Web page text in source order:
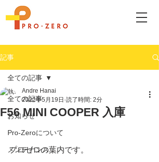
記事
全ての記事
お知らせ
Pro-Zeroについて
メンテナンス
全ての記事
F56 MINI COOPER 入庫
Andre Hanai
2022年5月19日 読了時間: 2分
プロゼロの葉内です。